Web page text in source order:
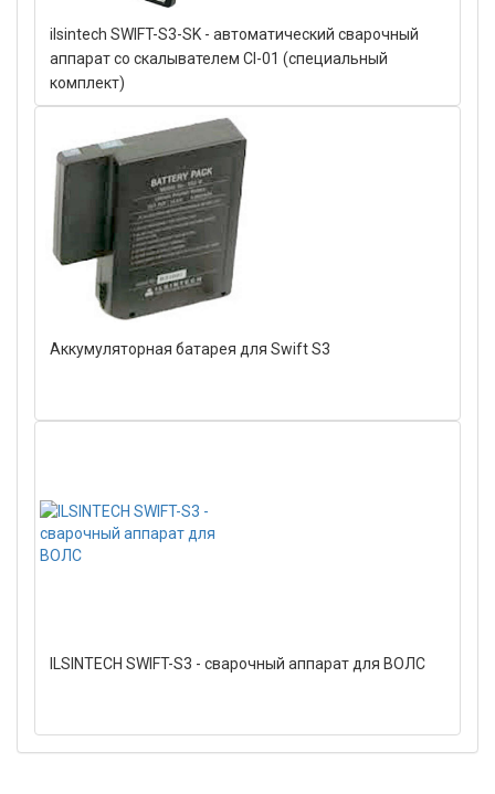
ilsintech SWIFT-S3-SK - автоматический сварочный
аппарат со скалывателем CI-01 (специальный
комплект)
Аккумуляторная батарея для Swift S3
ILSINTECH SWIFT-S3 - сварочный аппарат для ВОЛС